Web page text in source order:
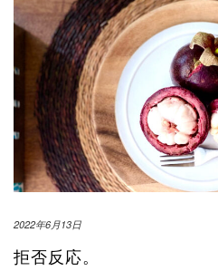
2022年6月13日
拒否反応。